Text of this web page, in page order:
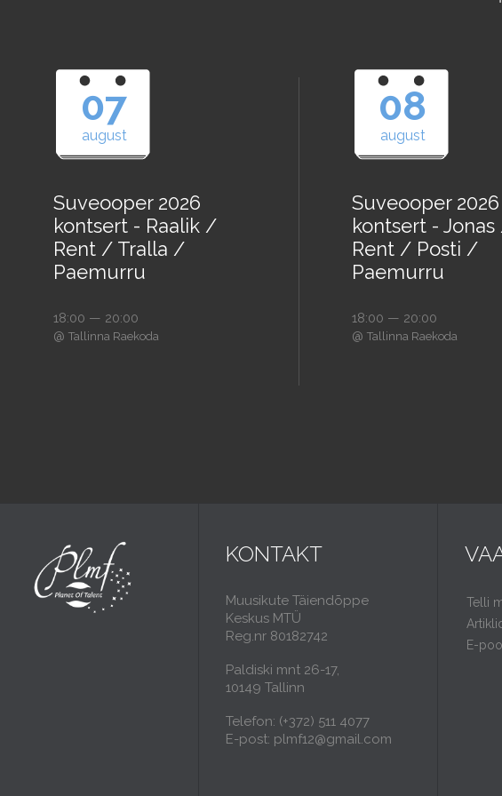
07
august
Suveooper 2026
kontsert - Raalik /
Rent / Tralla /
Paemurru
18:00 — 20:00
@ Tallinna Raekoda
08
august
Suveooper 2026
kontsert -
Rent / Posti /
Paemurru
18:00 — 20:00
@ Tallinna Raekoda
KONTAKT
Muusikute Täiendõppe
Keskus MTÜ
Reg.nr 80182742
Paldiski mnt 26-17,
10149 Tallinn
Telefon: (+372) 511 4077
E-post: plmf12@gmail.com
Telli
E-